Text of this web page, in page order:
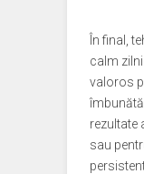
În final,
calm
valoros
rezultate
sau